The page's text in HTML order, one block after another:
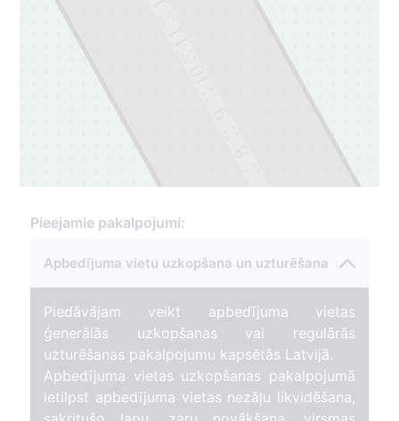
7
Pieejamie pakalpojumi:
Apbedījuma vietu uzkopšana un uzturēšana
Piedāvājam veikt apbedījuma vietas
ģenerālās uzkopšanas vai regulārās
uzturēšanas pakalpojumu kapsētās Latvijā.
Apbedījuma vietas uzkopšanas pakalpojumā
ietilpst apbedījuma vietas nezāļu likvidēšana,